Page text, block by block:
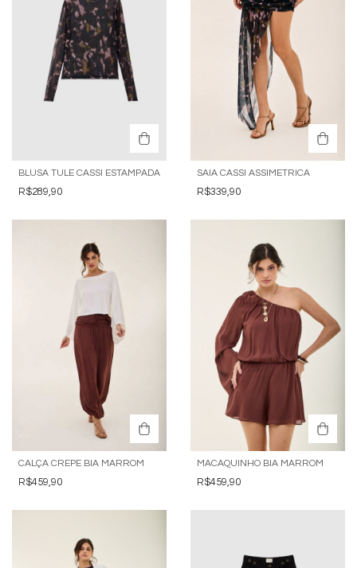
BLUSA TULE CASSI ESTAMPADA
R$289,90
SAIA CASSI ASSIMETRICA
R$339,90
CALÇA CREPE BIA MARROM
R$459,90
MACAQUINHO BIA MARROM
R$459,90